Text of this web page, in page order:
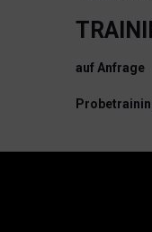
auf Anfrage